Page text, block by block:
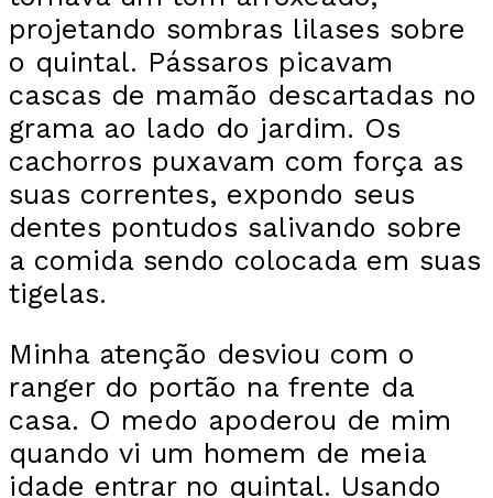
projetando sombras lilases sobre
o quintal. Pássaros picavam
cascas de mamão descartadas no
grama ao lado do jardim. Os
cachorros puxavam com força as
suas correntes, expondo seus
dentes pontudos salivando sobre
a comida sendo colocada em suas
tigelas.
Minha atenção desviou com o
ranger do portão na frente da
casa. O medo apoderou de mim
quando vi um homem de meia
idade entrar no quintal. Usando